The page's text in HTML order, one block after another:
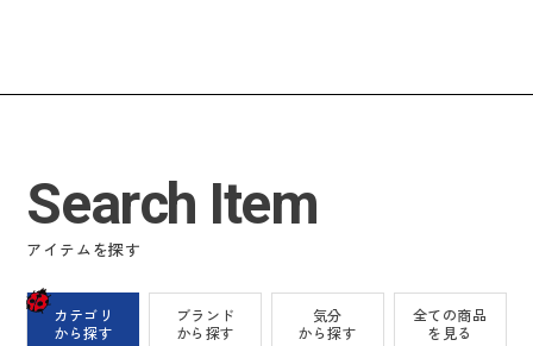
Search Item
アイテムを探す
カテゴリ
から探す
ブランド
から探す
気分
から探す
全ての商品
を見る